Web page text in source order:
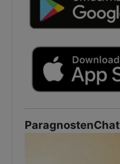
ParagnostenChat